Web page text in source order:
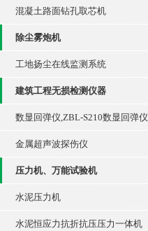
混凝土路面钻孔取芯机
除尘雾炮机
工地扬尘在线监测系统
建筑工程无损检测仪器
数显回弹仪,ZBL-S210数显回弹仪
金属超声波探伤仪
压力机、万能试验机
水泥压力机
水泥恒应力抗折抗压压力一体机